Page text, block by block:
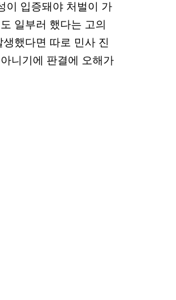
이 입증돼야 처벌이 가
일부러 했다는 고의
했다면 따로 민사 진
니기에 판결에 오해가